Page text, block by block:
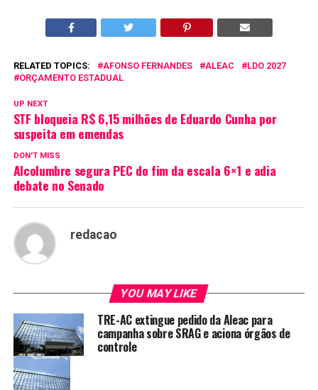
RELATED TOPICS: AFONSO FERNANDES ALEAC
LDO 2027
ORÇAMENTO ESTADUAL
UP NEXT
STF bloqueia R$ 6,15 milhões de Eduardo Cunha por
suspeita em emendas
DON'T MISS
Alcolumbre segura PEC do fim da escala 6×1 e adia
debate no Senado
redacao
YOU MAY LIKE
TRE-AC extingue pedido da Aleac para
campanha sobre SRAG e aciona órgãos de
controle